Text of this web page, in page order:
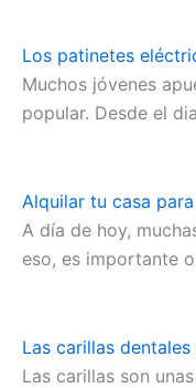
Los patinetes
Muchos jóvenes
popular. Desde el
Alquilar tu casa
A día de hoy,
eso, es importante
Las carillas
Las carillas son